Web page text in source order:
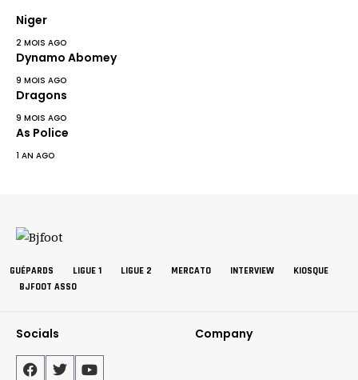
Niger
2 MOIS AGO
Dynamo Abomey
9 MOIS AGO
Dragons
9 MOIS AGO
As Police
1 AN AGO
GUÉPARDS LIGUE 1 LIGUE 2 MERCATO INTERVIEW
KIOSQUE
BJFOOT ASSO
Socials Company